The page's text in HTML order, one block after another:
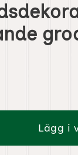
Lägg i